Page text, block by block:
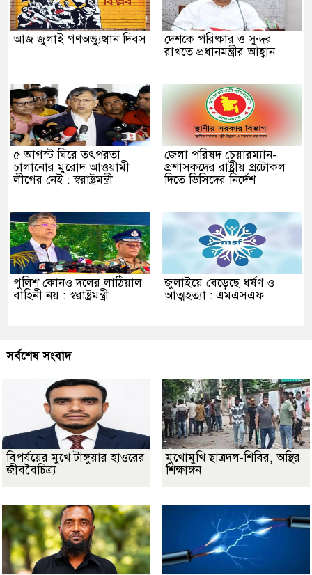
আজ জুলাই গণঅভ্যুত্থান দিবস
দেশকে পরিষ্কার ও সুন্দর
রাখতে প্রধানমন্ত্রীর আহ্বান
৫ আগস্ট ঘিরে তৎপরতা
চালানোর মুরোদ আওয়ামী
লীগের নেই : স্বরাষ্ট্রমন্ত্রী
জেলা পরিষদ চেয়ারম্যান-
প্রশাসকদের রাষ্ট্রীয় প্রটোকল
দিতে ডিসিদের নির্দেশ
পুলিশ কোনও দলের লাঠিয়াল
বাহিনী নয় : স্বরাষ্ট্রমন্ত্রী
জুলাইয়ে বেড়েছে ধর্ষণ ও
আত্মহত্যা : এমএসএফ
সর্বশেষ সংবাদ
বিপর্যয়ের মুখে টাঙ্গুয়ার হাওরের
জীববৈচিত্র্য
মুখোমুখি ছাত্রদল-শিবির, অস্থির
শিক্ষাঙ্গন